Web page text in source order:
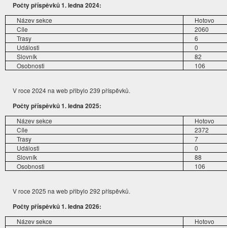
Počty příspěvků 1. ledna 2024:
Název sekce
Hotovo
Cíle
2060
Trasy
6
Události
0
Slovník
82
Osobnosti
106
V roce 2024 na web přibylo 239 příspěvků.
Počty příspěvků 1. ledna 2025:
Název sekce
Hotovo
Cíle
2372
Trasy
7
Události
0
Slovník
88
Osobnosti
106
V roce 2025 na web přibylo 292 příspěvků.
Počty příspěvků 1. ledna 2026:
Název sekce
Hotovo